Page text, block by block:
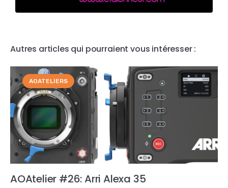
Autres articles qui pourraient vous intéresser :
AOATELIERS
AOAtelier #26: Arri Alexa 35